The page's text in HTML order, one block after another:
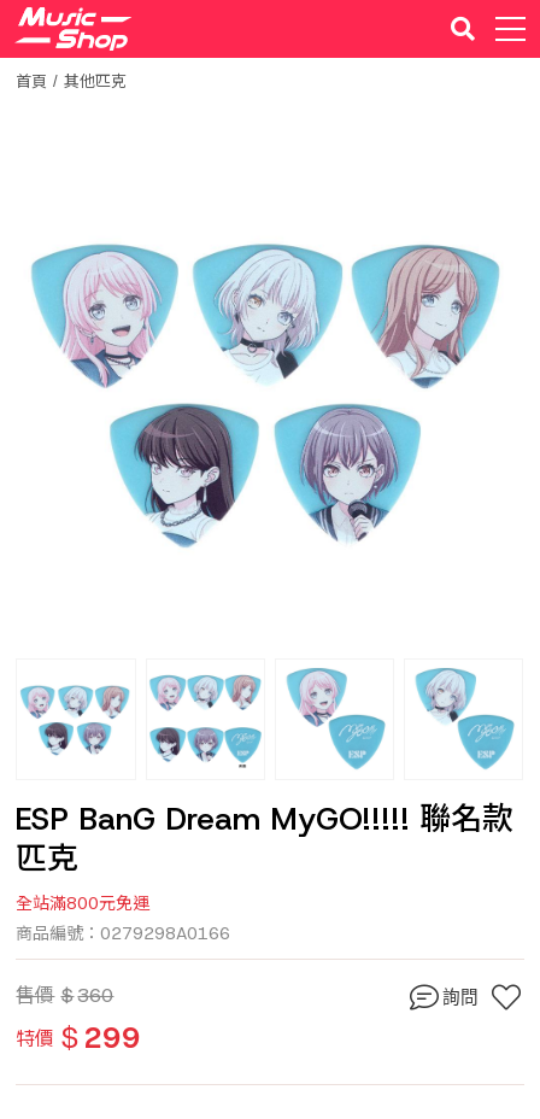
首頁 其他匹克
ESP BanG Dream MyGO!!!!! 聯名款
匹克
全站滿800元免運
商品編號：0279298A0166
售價 $360
特價 $299
詢問